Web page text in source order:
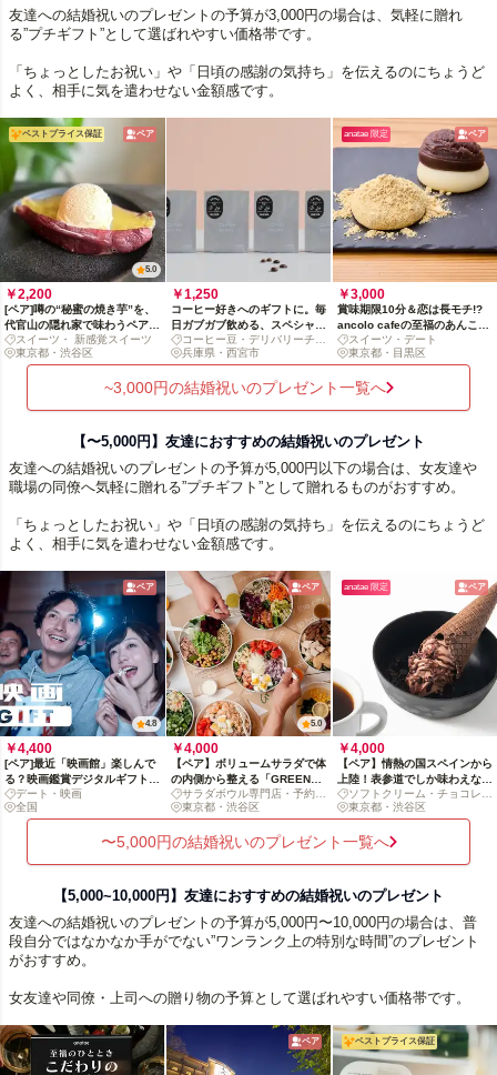
友達への結婚祝いのプレゼントの予算が3,000円の場合は、気軽に贈れ
る”プチギフト”として選ばれやすい価格帯です。
「ちょっとしたお祝い」や「日頃の感謝の気持ち」を伝えるのにちょうど
よく、相手に気を遣わせない金額感です。
ベストプライス保証 ペア
5.0
￥2,200
[ペア]噂の“秘蜜の焼き芋”を、
代官山の隠れ家で味わうペア体
験【ドリンク付】
スイーツ・ 新感覚スイーツ
東京都・渋⾕区
￥1,250
コーヒー好きへのギフトに。毎
日ガブガブ飲める、スペシャル
ティコーヒー豆デリバリー
コーヒー豆・デリバリーチケ
ット
兵庫県・西宮市
anatae 限定 ペア
￥3,000
賞味期限10分＆恋は長モチ!?
ancolo cafeの至福のあんころ
もちデート
スイーツ・デート
東京都・目黒区
~3,000円の結婚祝いのプレゼント一覧へ
【〜5,000円】友達におすすめの結婚祝いのプレゼント
友達への結婚祝いのプレゼントの予算が5,000円以下の場合は、女友達や
職場の同僚へ気軽に贈れる”プチギフト”として贈れるものがおすすめ。
「ちょっとしたお祝い」や「日頃の感謝の気持ち」を伝えるのにちょうど
よく、相手に気を遣わせない金額感です。
ペア
4.8
￥4,400
[ペア]最近「映画館」楽しんで
る？映画鑑賞デジタルギフトで
映画の没入体験を贈ろう
デート・映画
全国
ペア
5.0
￥4,000
【ペア】ボリュームサラダで体
の内側から整える「GREEN
BROTHERS」体験を二人で
サラダボウル専門店・予約不
要
東京都・渋谷区
anatae 限定 ペア
￥4,000
【ペア】情熱の国スペインから
上陸！表参道でしか味わえない
ソフトクリームを楽しむ二人時
間
ソフトクリーム・チョコレー
ト
東京都・渋谷区
〜5,000円の結婚祝いのプレゼント一覧へ
【5,000~10,000円】友達におすすめの結婚祝いのプレゼント
友達への結婚祝いのプレゼントの予算が5,000円〜10,000円の場合は、普
段自分ではなかなか手がでない”ワンランク上の特別な時間”のプレゼント
がおすすめ。
女友達や同僚・上司への贈り物の予算として選ばれやすい価格帯です。
ペア ベストプライス保証